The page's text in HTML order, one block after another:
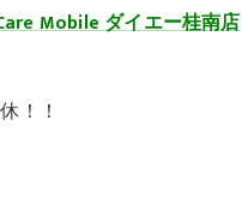
Mobileダイエー桂南店
！！